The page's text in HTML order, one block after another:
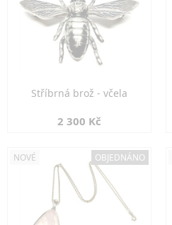
Stříbrná brož - včela
2 300 Kč
NOVÉ OBJEDNÁNO